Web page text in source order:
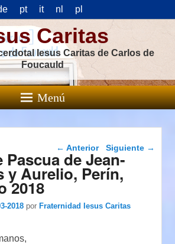
pt it nl pl
Caritas
Iesus Caritas de Carlos de
Foucauld
Menú
Navegación de
entradas
← Anterior Siguiente →
Pascua de Jean-
y Aurelio, Perín,
2018
2018 porFraternidad Iesus Caritas